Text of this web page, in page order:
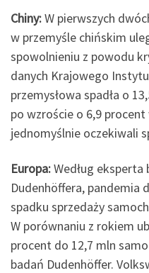
Chiny:W pierwszych
w przemyśle chińskim
spowolnieniu z powodu
danych Krajowego
przemysłowa spadła o
po wzroście o 6,9
jednomyślnie oczekiwali
Europa:Według
Dudenhöffera, pandemia
spadku sprzedaży
W porównaniu z rokiem
procent do 12,7 mln
badań Dudenhöffer.